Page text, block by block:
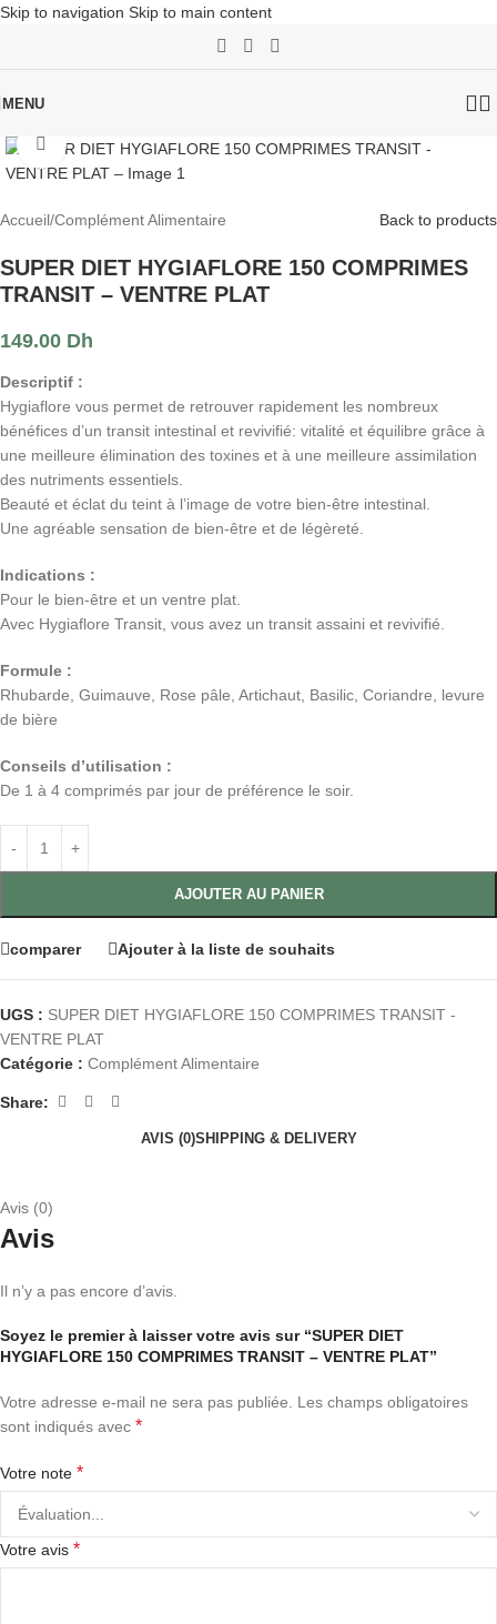
Skip to navigation Skip to main content
MENU
Click to enlarge
Accueil/Complément Alimentaire Back to products
SUPER DIET HYGIAFLORE 150 COMPRIMES
TRANSIT – VENTRE PLAT
149.00 Dh
Descriptif :
Hygiaflore vous permet de retrouver rapidement les nombreux
bénéfices d’un transit intestinal et revivifié: vitalité et équilibre grâce à
une meilleure élimination des toxines et à une meilleure assimilation
des nutriments essentiels.
Beauté et éclat du teint à l’image de votre bien-être intestinal.
Une agréable sensation de bien-être et de légèreté.
Indications :
Pour le bien-être et un ventre plat.
Avec Hygiaflore Transit, vous avez un transit assaini et revivifié.
Formule :
Rhubarde, Guimauve, Rose pâle, Artichaut, Basilic, Coriandre, levure
de bière
Conseils d’utilisation :
De 1 à 4 comprimés par jour de préférence le soir.
AJOUTER AU PANIER
comparer Ajouter à la liste de souhaits
UGS : SUPER DIET HYGIAFLORE 150 COMPRIMES TRANSIT -
VENTRE PLAT
Catégorie : Complément Alimentaire
Share:
AVIS (0)SHIPPING & DELIVERY
Avis (0)
Avis
Il n’y a pas encore d’avis.
Soyez le premier à laisser votre avis sur “SUPER DIET
HYGIAFLORE 150 COMPRIMES TRANSIT – VENTRE PLAT”
Votre adresse e-mail ne sera pas publiée.
Les champs obligatoires
sont indiqués avec *
Votre note *
Votre avis *